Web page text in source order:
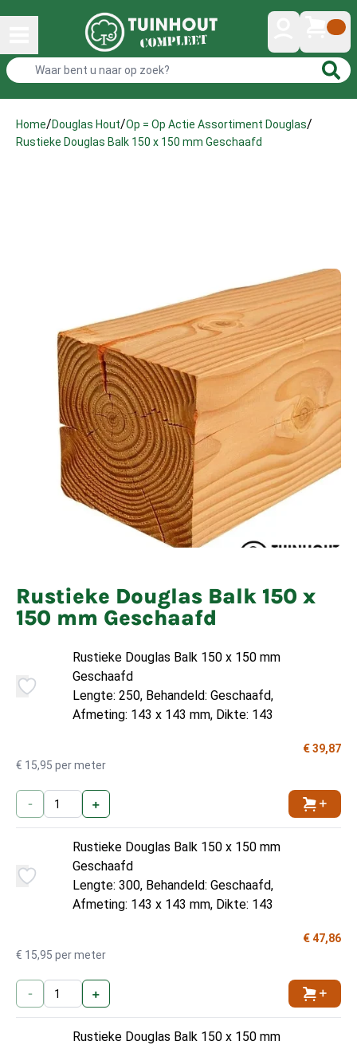
Home/Douglas Hout/Op = Op Actie Assortiment Douglas/
Rustieke Douglas Balk 150 x 150 mm Geschaafd
Rustieke Douglas Balk 150 x
150 mm Geschaafd
Rustieke Douglas Balk 150 x 150 mm
Geschaafd
Lengte: 250, Behandeld: Geschaafd,
Afmeting: 143 x 143 mm, Dikte: 143
€ 39,87
€ 15,95 per meter
- +
Rustieke Douglas Balk 150 x 150 mm
Geschaafd
Lengte: 300, Behandeld: Geschaafd,
Afmeting: 143 x 143 mm, Dikte: 143
€ 47,86
€ 15,95 per meter
- +
Rustieke Douglas Balk 150 x 150 mm